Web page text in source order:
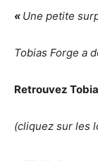
« Une petite
Tobias Forge a
Retrouvez
(cliquez sur les